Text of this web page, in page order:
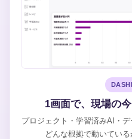
1画面で、現場の
プロジェクト・学習済みAI・デ
どんな根拠で動いている